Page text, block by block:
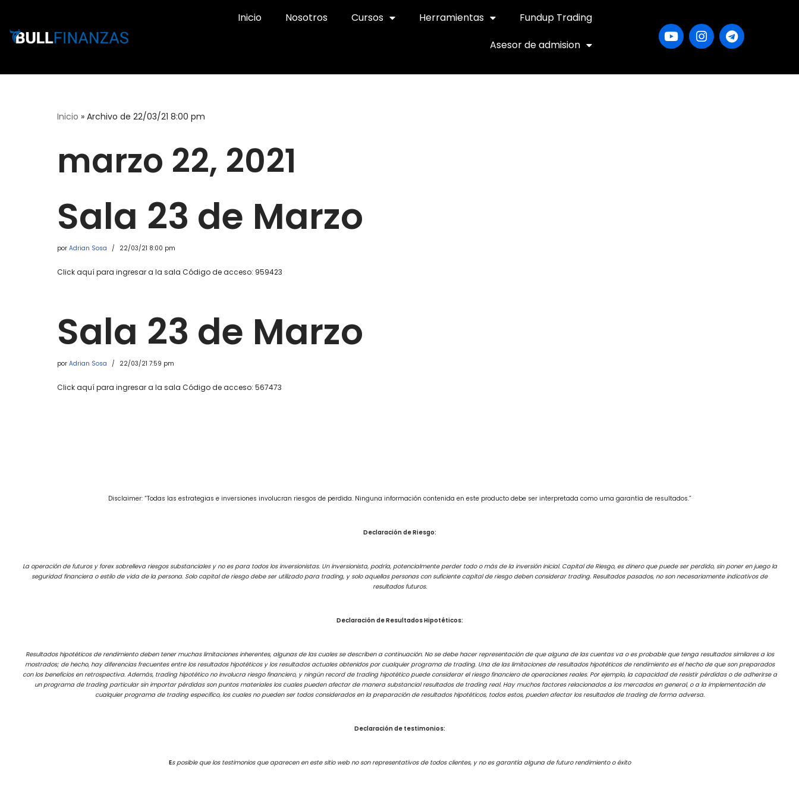
Ir
Inicio Nosotros Cursos Herramientas
Fundup Trading
Asesor de admision
Inicio » Archivo de 22/03/21 8:00 pm
marzo 22, 2021
Sala 23 de Marzo
por Adrian Sosa 22/03/21 8:00 pm
Click aquí para ingresar a la sala Código de acceso: 959423
Sala 23 de Marzo
por Adrian Sosa 22/03/21 7:59 pm
Click aquí para ingresar a la sala Código de acceso: 567473
Disclaimer: “Todas las estrategias e inversiones involucran riesgos de perdida. Ninguna información contenida en este producto debe ser interpretada como uma garantía de resultados.”
Declaración de Riesgo:
La operación de futuros y forex sobrelleva riesgos substanciales y no es para todos los inversionistas. Un inversionista, podría, potencialmente perder todo o más de la inversión inicial. Capital de Riesgo, es dinero que puede ser perdido, sin poner en juego la
seguridad financiera o estilo de vida de la persona. Solo capital de riesgo debe ser utilizado para trading, y solo aquellas personas con suficiente capital de riesgo deben considerar trading. Resultados pasados, no son necesariamente indicativos de
resultados futuros.
Declaración de Resultados Hipotéticos:
Resultados hipotéticos de rendimiento deben tener muchas limitaciones inherentes, algunas de las cuales se describen a continuación. No se debe hacer representación de que alguna de las cuentas va o es probable que tenga resultados similares a los
mostrados; de hecho, hay diferencias frecuentes entre los resultados hipotéticos y los resultados actuales obtenidos por cualquier programa de trading. Una de las limitaciones de resultados hipotéticos de rendimiento es el hecho de que son preparados
con los beneficios en retrospectiva. Además, trading hipotético no involucra riesgo financiero, y ningún record de trading hipotético puede considerar el riesgo financiero de operaciones reales. Por ejemplo, la capacidad de resistir pérdidas o de adherirse a
un programa de trading particular sin importar pérdidas son puntos materiales los cuales pueden afectar de manera substancial resultados de trading real. Hay muchos factores relacionados a los mercados en general, o a la implementación de
cualquier programa de trading especifico, los cuales no pueden ser todos considerados en la preparación de resultados hipotéticos, todos estos, pueden afectar los resultados de trading de forma adversa.
Declaración de testimonios:
Es posible que los testimonios que aparecen en este sitio web no son representativos de todos clientes, y no es garantía alguna de futuro rendimiento o éxito